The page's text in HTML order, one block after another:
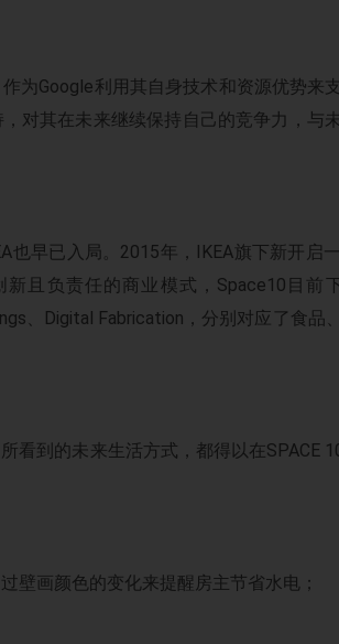
为Google利用其自身技术和资源优势来
对其在未来继续保持自己的竞争力，与
也早已入局。2015年，IKEA旗下新开启
且负责任的商业模式，Space10目前
、Digital Fabrication，分别对应了食品
看到的未来生活方式，都得以在SPACE
壁画颜色的变化来提醒房主节省水电；